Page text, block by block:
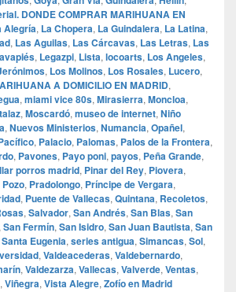
DONDE COMPRAR MARIHUANA EN
Alegría, La Chopera, La Guindalera, La Latina,
, Las Aguilas, Las Cárcavas, Las Letras, Las
, Legazpi, Lista, locoarts, Los Angeles,
, Los Molinos, Los Rosales, Lucero,
A DOMICILIO EN MADRID,
, miami vice 80s, Mirasierra, Moncloa,
, Moscardó, museo de internet, Niño
, Nuevos Ministerios, Numancia, Opañel,
, Palacio, Palomas, Palos de la Frontera,
, Pavones, Payo poni, payos, Peña Grande,
porros madrid, Pinar del Rey, Piovera,
Pozo, Pradolongo, Príncipe de Vergara,
, Puente de Vallecas, Quintana, Recoletos,
, Salvador, San Andrés, San Blas, San
San Fermín, San Isidro, San Juan Bautista, San
Santa Eugenia, series antigua, Simancas, Sol,
, Valdeacederas, Valdebernardo,
, Valdezarza, Vallecas, Valverde, Ventas,
, Viñegra, Vista Alegre, Zofío en Madrid